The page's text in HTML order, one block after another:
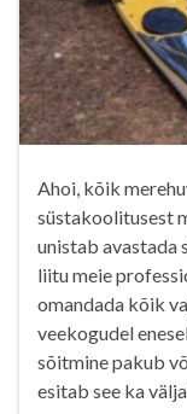
Ahoi, kõik
süstakoolitusest
unistab avastada
liitu meie
omandada kõik
veekogudel
sõitmine pakub
esitab see ka